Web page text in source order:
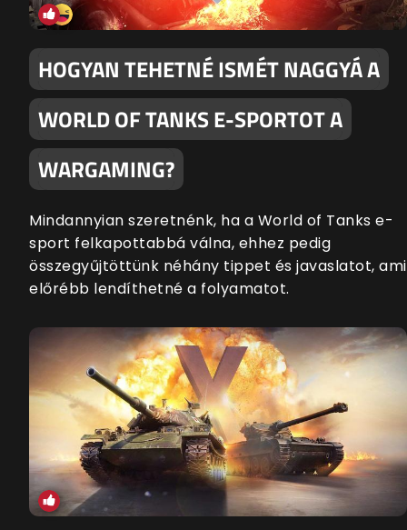
HOGYAN TEHETNÉ ISMÉT NAGGYÁ A
WORLD OF TANKS E-SPORTOT A
WARGAMING?
Mindannyian szeretnénk, ha a World of Tanks e-
sport felkapottabbá válna, ehhez pedig
összegyűjtöttünk néhány tippet és javaslatot, ami
előrébb lendíthetné a folyamatot.